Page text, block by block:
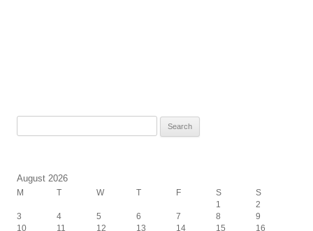
August 2026
M T W T F S
S
1
2
3
4 5 6 7 8
9
10
11 12 13 14 15
16